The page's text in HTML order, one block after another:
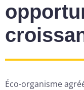
Éco-organisme